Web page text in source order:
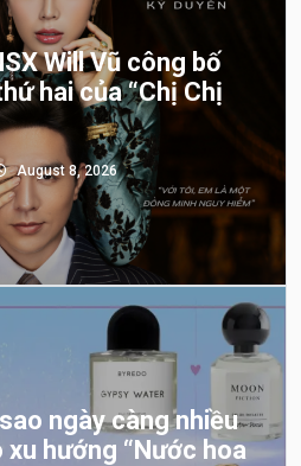
Will Vũ công bố
hai của “Chị Chị
August 8, 2026
ngày càng nhiều
hướng “Nước hoa